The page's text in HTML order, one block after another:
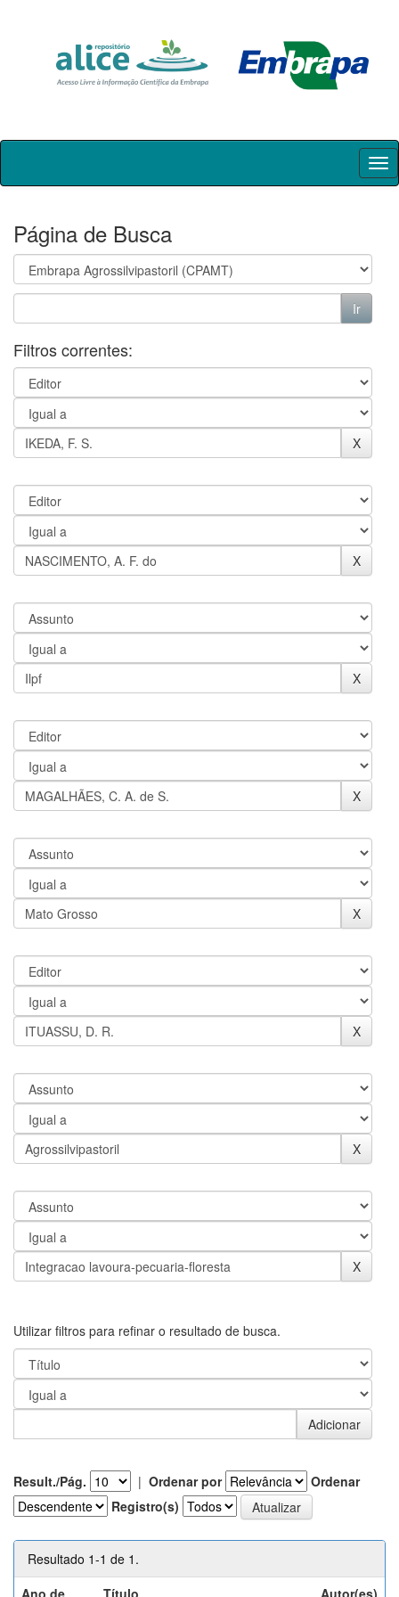
Skip
Página de Busca
Filtros correntes:
Utilizar filtros para refinar o resultado de busca.
Result./Pág. | Ordenar por
Ordenar
Registro(s)
Resultado 1-1 de 1.
Ano de
Título Autor(es)